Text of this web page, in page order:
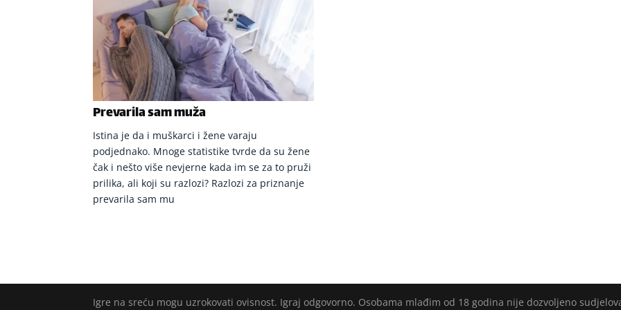
Prevarila sam muža
Istina je da i muškarci i žene varaju
podjednako. Mnoge statistike tvrde da su žene
čak i nešto više nevjerne kada im se za to pruži
prilika, ali koji su razlozi? Razlozi za priznanje
prevarila sam mu
Igre na sreću mogu uzrokovati ovisnost. Igraj odgovorno. Osobama mlađim od 18 godina nije dozvoljeno